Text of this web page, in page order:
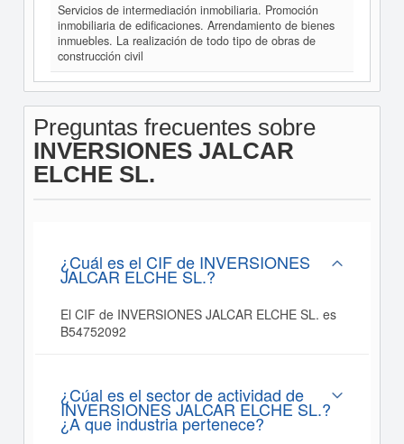
Servicios de intermediación inmobiliaria. Promoción
inmobiliaria de edificaciones. Arrendamiento de bienes
inmuebles. La realización de todo tipo de obras de
construcción civil
Preguntas frecuentes sobre
INVERSIONES JALCAR
ELCHE SL.
¿Cuál es el CIF de INVERSIONES
JALCAR ELCHE SL.?
El CIF de INVERSIONES JALCAR ELCHE SL. es
B54752092
¿Cúal es el sector de actividad de
INVERSIONES JALCAR ELCHE SL.?
¿A que industria pertenece?